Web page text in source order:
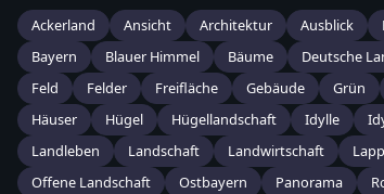
Ackerland Ansicht Architektur Ausblick
Bayern
Blauer Himmel Bäume Deutsche
Feld
Felder Freifläche Gebäude Grün
Häuser
Hügel Hügellandschaft Idylle
Landleben
Landschaft Landwirtschaft
Offene Landschaft
Ostbayern Panorama